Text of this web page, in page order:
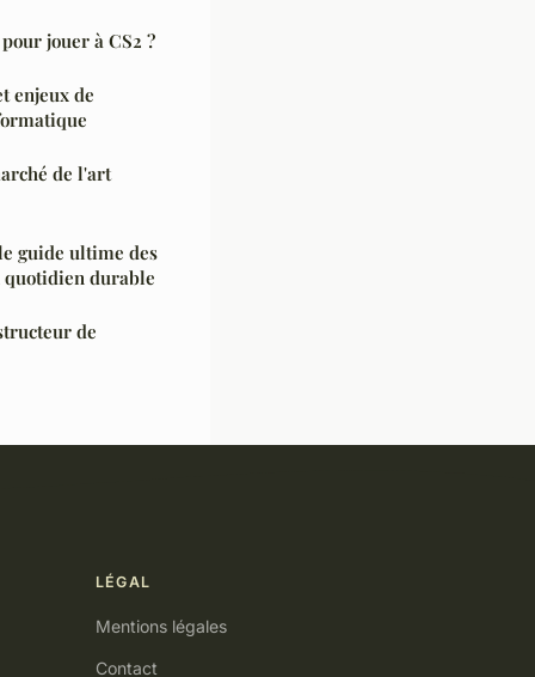
jouer à CS2 ?
enjeux de
de l'art
guide ultime des
quotidien durable
de
LÉGAL
Mentions légales
Contact